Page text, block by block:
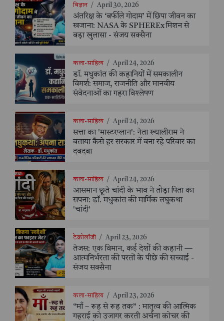
विज्ञान / April 30, 2026
अंतरिक्ष के ‘बर्फीले गोदाम’ में छिपा जीवन का
खजाना: NASA के SPHEREx मिशन से
बड़ा खुलासा - संजय सक्सैना
कला-साहित्य / April 24, 2026
डॉ. मधुकांत की कहानियों में समकालीन
विमर्श: समाज, राजनीति और मानवीय
संवेदनाओं का गहरा विश्लेषण
कला-साहित्य / April 24, 2026
सत्ता का 'मास्टरप्लान': नेता ख्यालीराम ने
बताया कैसे हर सरकार में बना रहे परिवार का
दबदबा
कला-साहित्य / April 24, 2026
आसमान छूते चांदी के भाव ने तोड़ा पिता का
सपना: डॉ. मधुकांत की मार्मिक लघुकथा
'चांदी'
टेक्नोलॉजी / April 23, 2026
तेजस: एक विमान, कई देशों की कहानी —
आत्मनिर्भरता की परतों के पीछे की सच्चाई -
संजय सक्सैना
कला-साहित्य / April 23, 2026
“माँ – रूह से रूह तक” : मातृत्व की आत्मिक
गहराई को उजागर करती अर्चना कोचर की